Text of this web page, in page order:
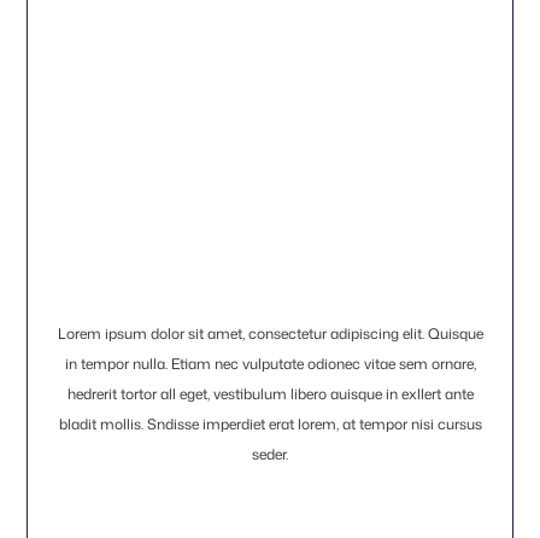
Lorem ipsum dolor sit amet, consectetur adipiscing elit. Quisque
in tempor nulla. Etiam nec vulputate odionec vitae sem ornare,
hedrerit tortor all eget, vestibulum libero auisque in exllert ante
bladit mollis. Sndisse imperdiet erat lorem, at tempor nisi cursus
seder.